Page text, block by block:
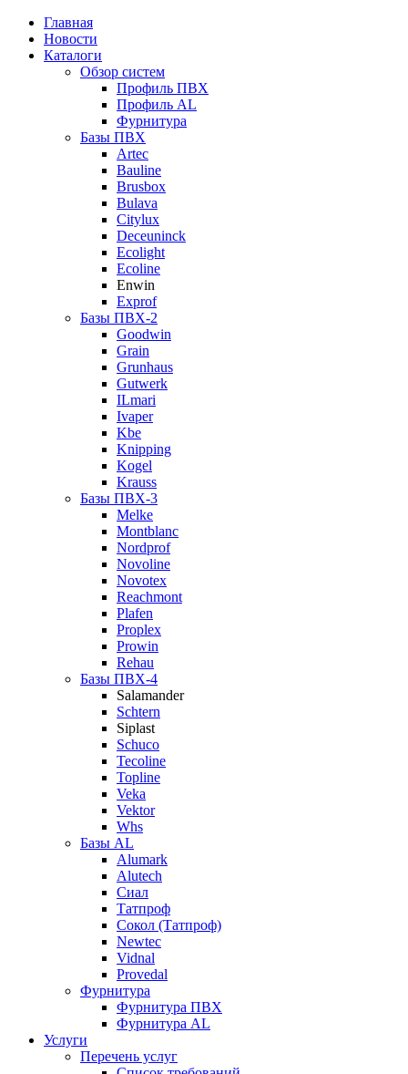
Главная
Новости
Каталоги
Обзор систем
Профиль ПВХ
Профиль AL
Фурнитура
Базы ПВХ
Artec
Bauline
Brusbox
Bulava
Citylux
Deceuninck
Ecolight
Ecoline
Enwin
Exprof
Базы ПВХ-2
Goodwin
Grain
Grunhaus
Gutwerk
ILmari
Ivaper
Kbe
Knipping
Kogel
Krauss
Базы ПВХ-3
Melke
Montblanc
Nordprof
Novoline
Novotex
Reachmont
Plafen
Proplex
Prowin
Rehau
Базы ПВХ-4
Salamander
Schtern
Siplast
Schuco
Tecoline
Topline
Veka
Vektor
Whs
Базы AL
Alumark
Alutech
Сиал
Tатпроф
Сокол (Татпроф)
Newtec
Vidnal
Provedal
Фурнитура
Фурнитура ПВХ
Фурнитура AL
Услуги
Перечень услуг